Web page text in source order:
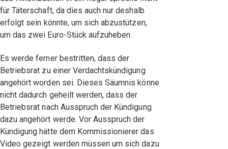
für Täterschaft, da dies auch nur deshalb
erfolgt sein könnte, um sich abzustützen,
um das zwei Euro-Stück aufzuheben.
Es werde ferner bestritten, dass der
Betriebsrat zu einer Verdachtskündigung
angehört worden sei. Dieses Säumnis könne
nicht dadurch geheilt werden, dass der
Betriebsrat nach Ausspruch der Kündigung
dazu angehört werde. Vor Ausspruch der
Kündigung hätte dem Kommissionierer das
Video gezeigt werden müssen um sich dazu